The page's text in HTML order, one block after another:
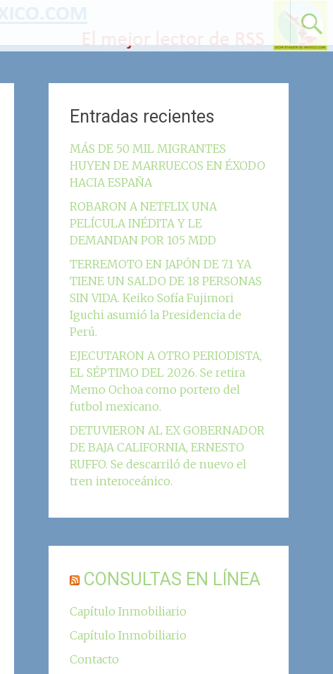
Entradas recientes
MÁS DE 50 MIL MIGRANTES
HUYEN DE MARRUECOS EN ÉXODO
HACIA ESPAÑA
ROBARON A NETFLIX UNA
PELÍCULA INÉDITA Y LE
DEMANDAN POR 105 MDD
TERREMOTO EN JAPÓN DE 7.1 YA
TIENE UN SALDO DE 18 PERSONAS
SIN VIDA. Keiko Sofía Fujimori
Iguchi asumió la Presidencia de
Perú.
EJECUTARON A OTRO PERIODISTA,
EL SÉPTIMO DEL 2026. Se retira
Memo Ochoa como portero del
futbol mexicano.
DETUVIERON AL EX GOBERNADOR
DE BAJA CALIFORNIA, ERNESTO
RUFFO. Se descarriló de nuevo el
tren interoceánico.
CONSULTAS EN LÍNEA
Capítulo Inmobiliario
Capítulo Inmobiliario
Contacto